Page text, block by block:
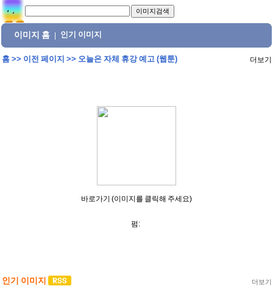
이미지 홈 인기 이미지
홈>> 이전 페이지 >> 오늘은 자체 휴강 예고 (웹툰) 더보기
바로가기 (이미지를 클릭해 주세요)
펌:
인기 이미지 더보기